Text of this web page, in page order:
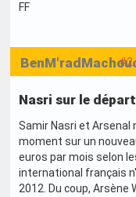
FF
#2
Nasri sur le
Samir Nasri et Arsenal
moment sur un
euros par mois selon
international français
2012. Du coup,